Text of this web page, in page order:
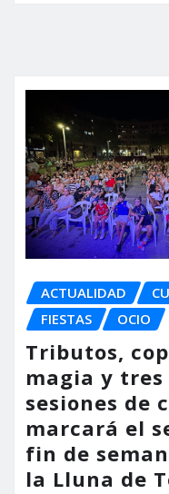
ACTUALIDAD
FIESTAS
OCIO
Tributos,
magia y tres
sesiones de
marcará el
fin de
la Lluna de